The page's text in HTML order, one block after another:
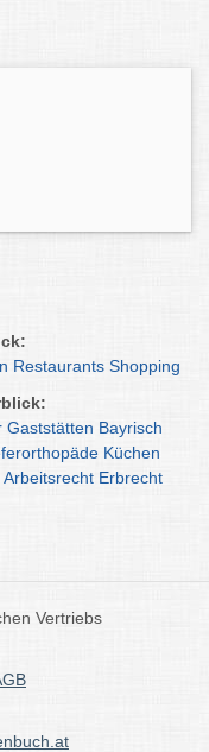
Restaurants Shopping
Gaststätten Bayrisch
Küchen
Arbeitsrecht Erbrecht
Vertriebs